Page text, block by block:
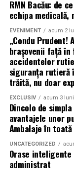
Sursa articol:
Shopping City
alături de actorii
Azaleea Necula
O comedie
mea”este
TRAILER:
Site oficial:
film, declarații
concursuri sunt
RMN Bacău: de
echipa medicală,
EVENIMENT acum 2
„Condu Prudent!
brașovenii față
accidentelor
siguranța rutieră
trăită, nu doar
EXCLUSIV acum 3 luni
Dincolo de
avantajele unor
Ambalaje în toată
UNCATEGORIZED
Orase inteligente
administrat